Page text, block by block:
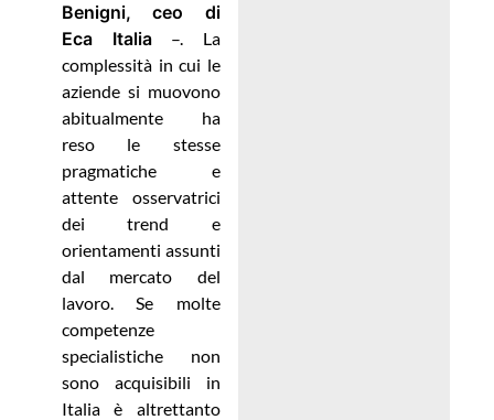
Benigni, ceo di
Eca Italia –. La
complessità in cui le
aziende si muovono
abitualmente ha
reso le stesse
pragmatiche e
attente osservatrici
dei trend e
orientamenti assunti
dal mercato del
lavoro. Se molte
competenze
specialistiche non
sono acquisibili in
Italia è altrettanto